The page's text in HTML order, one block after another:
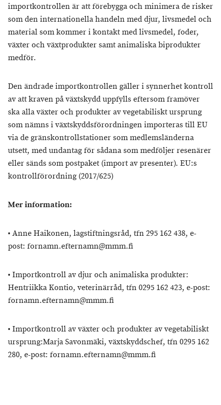
importkontrollen är att förebygga och minimera de risker
som den internationella handeln med djur, livsmedel och
material som kommer i kontakt med livsmedel, foder,
växter och växtprodukter samt animaliska biprodukter
medför.
Den ändrade importkontrollen gäller i synnerhet kontroll
av att kraven på växtskydd uppfylls eftersom framöver
ska alla växter och produkter av vegetabiliskt ursprung
som nämns i växtskyddsförordningen importeras till EU
via de gränskontrollstationer som medlemsländerna
utsett, med undantag för sådana som medföljer resenärer
eller sänds som postpaket (import av presenter). EU:s
kontrollförordning (2017/625)
Mer information:
• Anne Haikonen, lagstiftningsråd, tfn 295 162 438, e-
post: fornamn.efternamn@mmm.fi
• Importkontroll av djur och animaliska produkter:
Hentriikka Kontio, veterinärråd, tfn 0295 162 423, e-post:
fornamn.efternamn@mmm.fi
• Importkontroll av växter och produkter av vegetabiliskt
ursprung:Marja Savonmäki, växtskyddschef, tfn 0295 162
280, e-post: fornamn.efternamn@mmm.fi